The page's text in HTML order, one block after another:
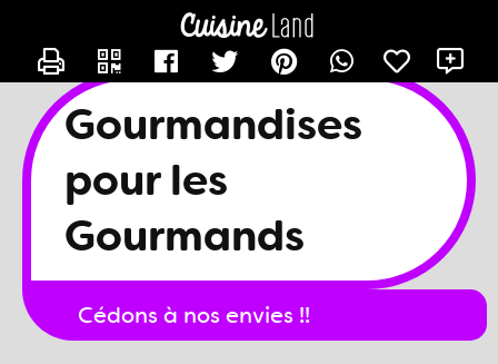
Gourmandises
pour les
Gourmands
Cédons à nos envies !!
CONTACTER
GOURMANDISESPOURLESGOURMANDS